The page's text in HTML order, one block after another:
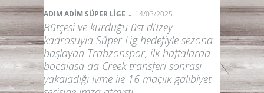
ADIM ADİM SÜPER LİGE - 14/03/2025
Bütçesi ve kurduğu üst düzey
kadrosuyla Süper Lig hedefiyle sezona
başlayan Trabzonspor, ilk haftalarda
bocalasa da Creek transferi sonrası
yakaladığı ivme ile 16 maçlık galibiyet